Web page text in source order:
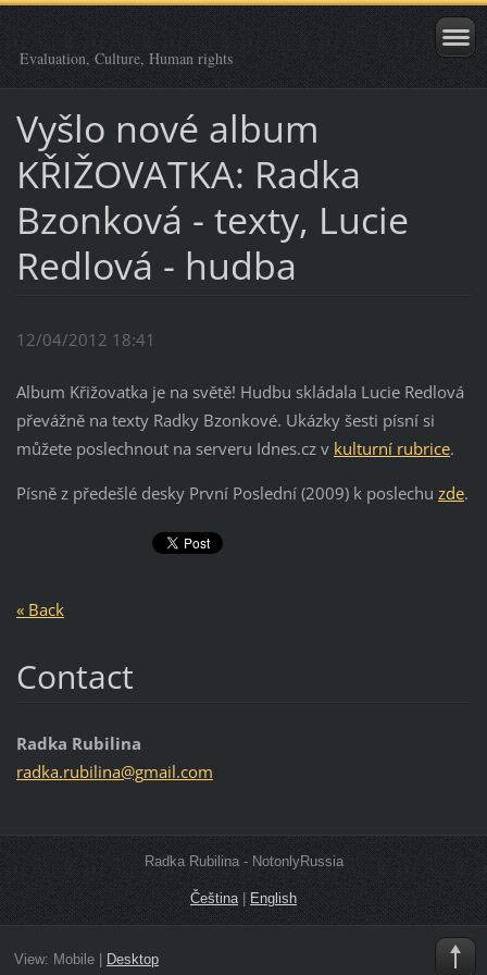
Evaluation, Culture, Human rights
Vyšlo nové album
KŘIŽOVATKA: Radka
Bzonková - texty, Lucie
Redlová - hudba
12/04/2012 18:41
Album Křižovatka je na světě! Hudbu skládala Lucie Redlová
převážně na texty Radky Bzonkové. Ukázky šesti písní si
můžete poslechnout na serveru Idnes.cz v kulturní rubrice.
Písně z předešlé desky První Poslední (2009) k poslechu zde.
« Back
Contact
Radka Rubilina
radka.rubilina@gmail.com
Radka Rubilina - NotonlyRussia
Čeština| English
View: Mobile| Desktop